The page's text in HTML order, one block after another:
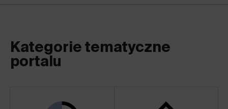
Kategorie tematyczne
portalu